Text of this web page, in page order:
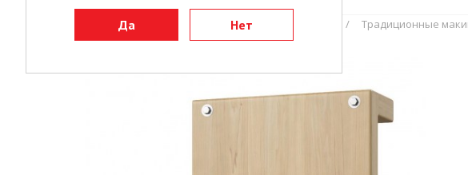
Инвентарь Функциональные тренажеры Традиционные